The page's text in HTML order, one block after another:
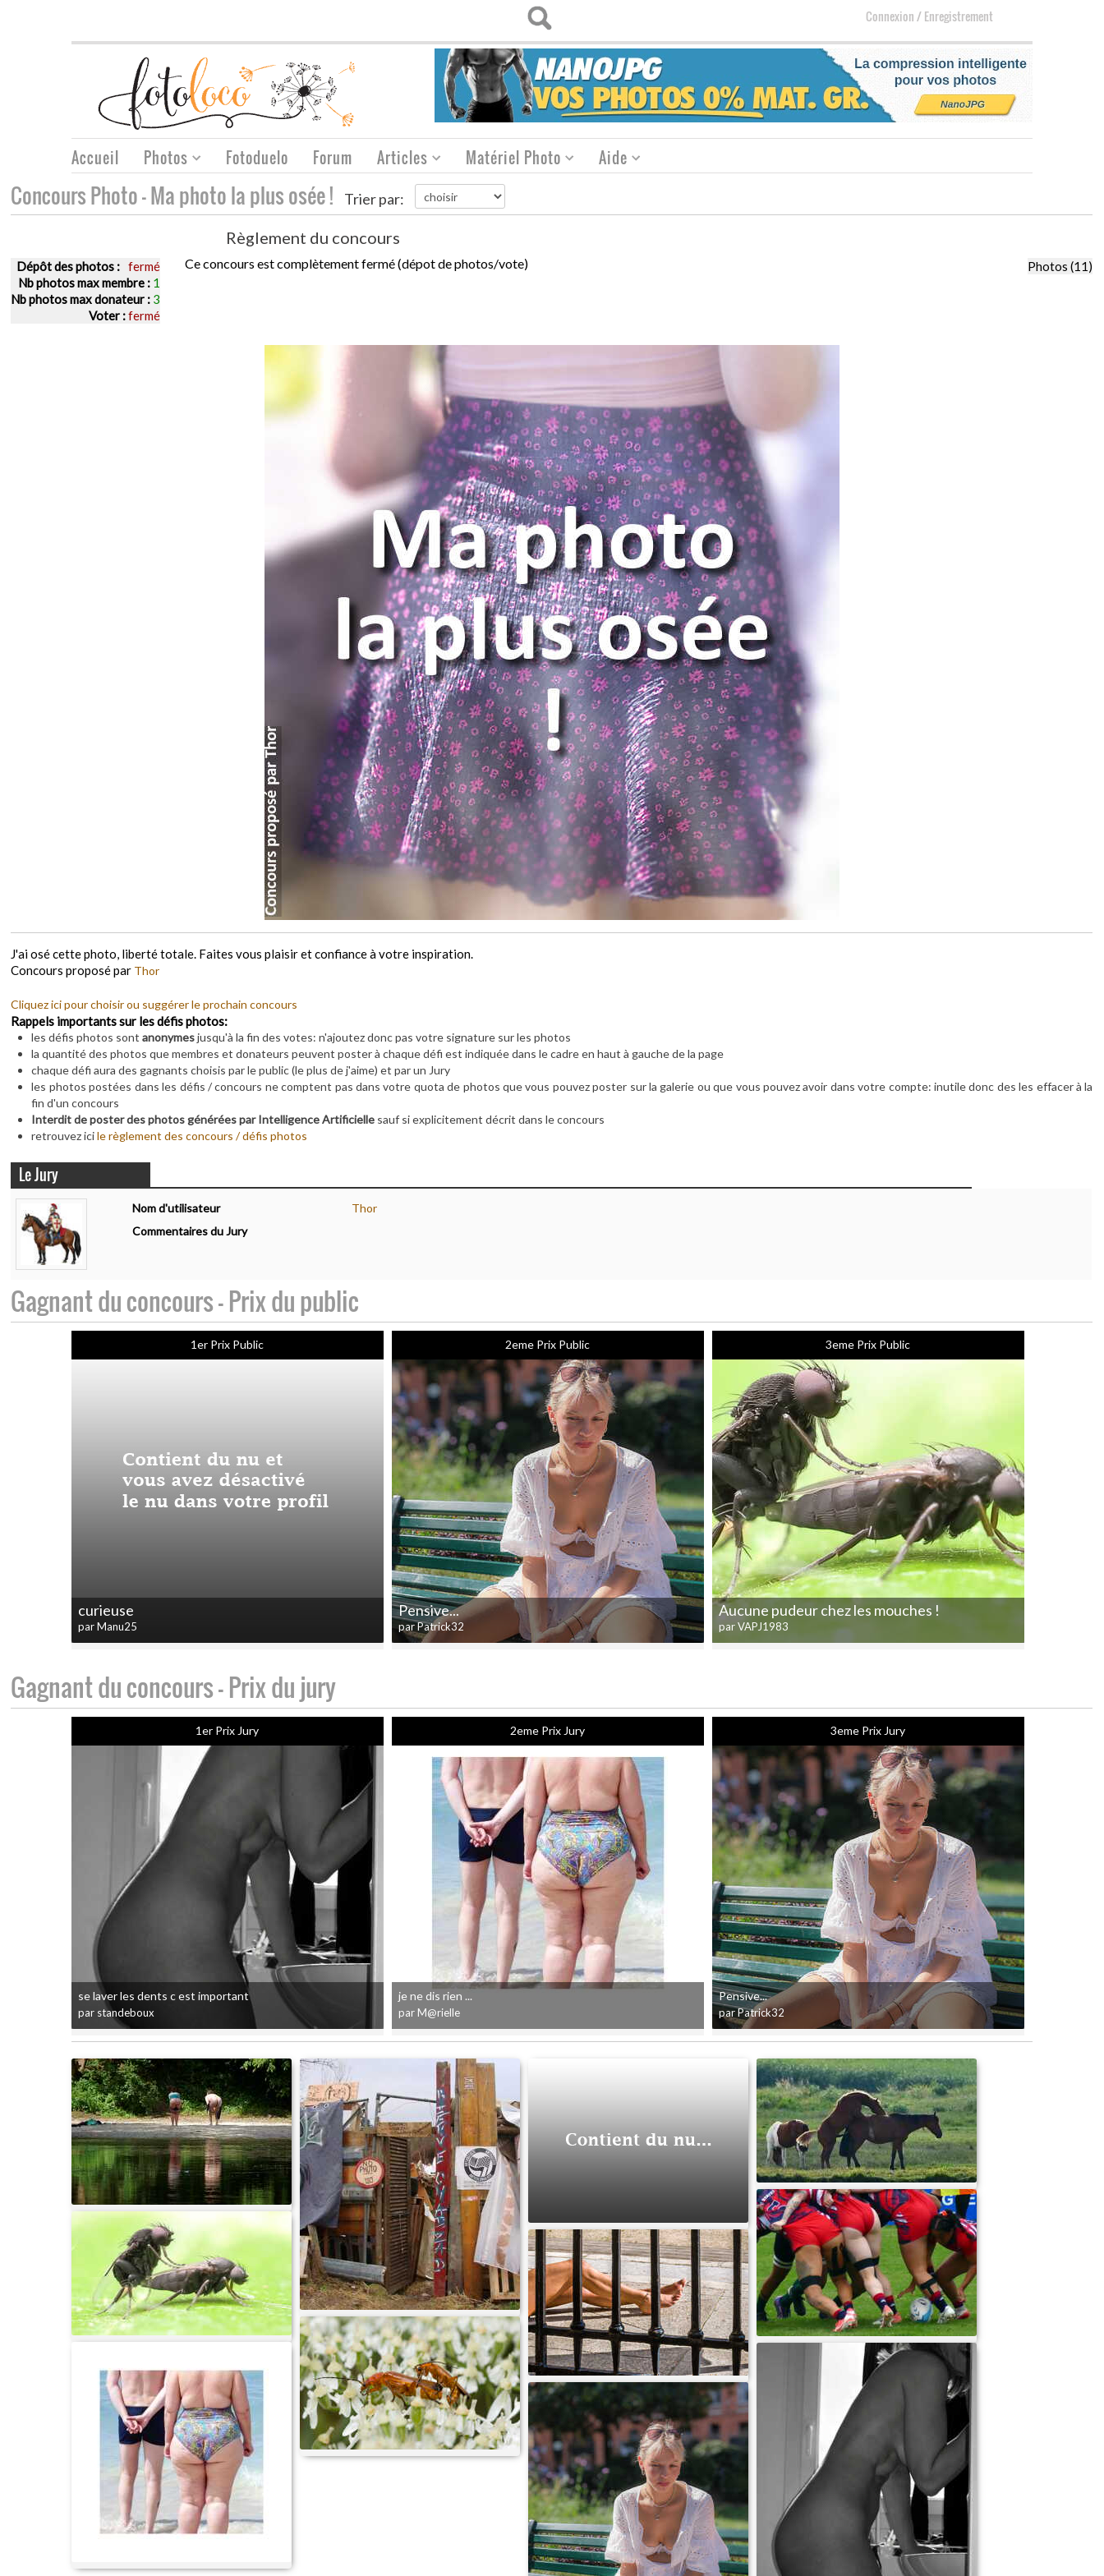
Connexion/Enregistrement
Accueil Photos Fotoduelo Forum Articles Matériel Photo Aide
Concours Photo - Ma photo la plus osée ! Trier par:
Règlement du concours
Dépôt des photos : fermé
Nb photos max membre : 1
Nb photos max donateur : 3
Voter :fermé
Ce concours est complètement fermé (dépot de photos/vote) Photos (11)
J'ai osé cette photo, liberté totale. Faites vous plaisir et confiance à votre inspiration.
Concours proposé par Thor
Cliquez ici pour choisir ou suggérer le prochain concours
Rappels importants sur les défis photos:
les défis photos sontanonymesjusqu'à la fin des votes: n'ajoutez donc pas votre signature sur les photos
la quantité des photos que membres et donateurs peuvent poster à chaque défi est indiquée dans le cadre en haut à gauche de la page
chaque défi aura des gagnants choisis par le public (le plus de j'aime) et par un Jury
les photos postées dans les défis / concours ne comptent pas dans votre quota de photos que vous pouvez poster sur la galerie ou que vous pouvez avoir dans votre compte: inutile donc des les effacer à la
fin d'un concours
Interdit de poster des photos générées par Intelligence Artificielle sauf si explicitement décrit dans le concours
retrouvez icile règlement des concours / défis photos
Le Jury
Nom d'utilisateur
Thor
Commentaires du Jury
Gagnant du concours - Prix du public
1er Prix Public
curieuse
par Manu25
2eme Prix Public
Pensive...
par Patrick32
3eme Prix Public
Aucune pudeur chez les mouches !
par VAPJ1983
Gagnant du concours - Prix du jury
1er Prix Jury
se laver les dents c est important
par standeboux
2eme Prix Jury
je ne dis rien ...
par M@rielle
3eme Prix Jury
Pensive...
par Patrick32